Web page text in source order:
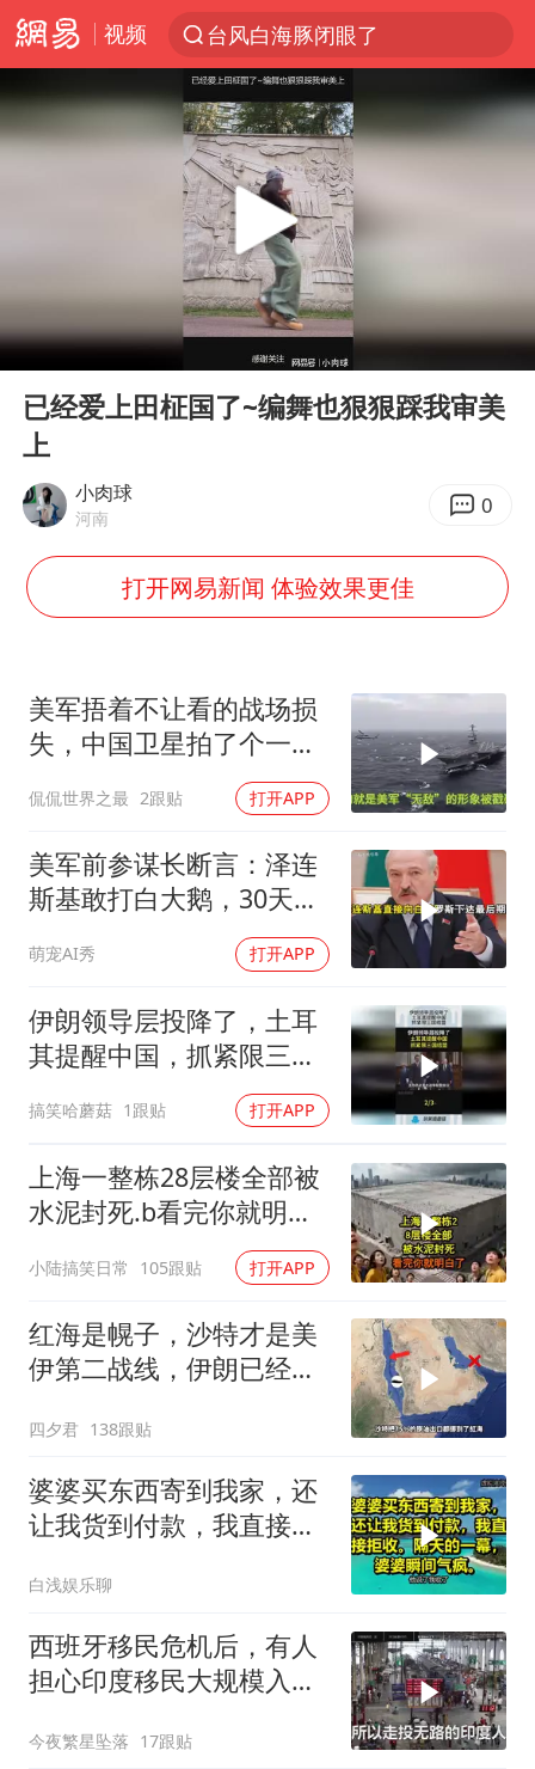
视频
台风白海豚闭眼了
香港宏福苑火灾或由烟头引起
浙江台州《告全体市民书》
四川宜宾3.4级地震
网约车司机充电时猝死保险拒赔
泰国初中生饮弹自尽前开了26枪
22岁女生独闯南太行失联12天
张本智和：零封向鹏不意外
今年第二强台风将带来多大影响
“准2万亿”之城点名支持三所大学
习近平心系体育强国建设
Play
00:00 00:29
已经爱上田柾国了~编舞也狠狠踩我审美
上
小肉球
河南 0
打开网易新闻 体验效果更佳
美军捂着不让看的战场损
失，中国卫星拍了个一清
侃侃世界之最 2跟贴 打开APP
美军前参谋长断言：泽连
斯基敢打白大鹅，30天内
萌宠AI秀 打开APP
伊朗领导层投降了，土耳
其提醒中国，抓紧限三国
搞笑哈蘑菇 1跟贴 打开APP
上海一整栋28层楼全部被
水泥封死.b看完你就明白
小陆搞笑日常 105跟贴 打开APP
红海是幌子，沙特才是美
伊第二战线，伊朗已经输
四夕君 138跟贴
婆婆买东西寄到我家，还
让我货到付款，我直接拒
间气疯
白浅娱乐聊
西班牙移民危机后，有人
担心印度移民大规模入侵
今夜繁星坠落 17跟贴